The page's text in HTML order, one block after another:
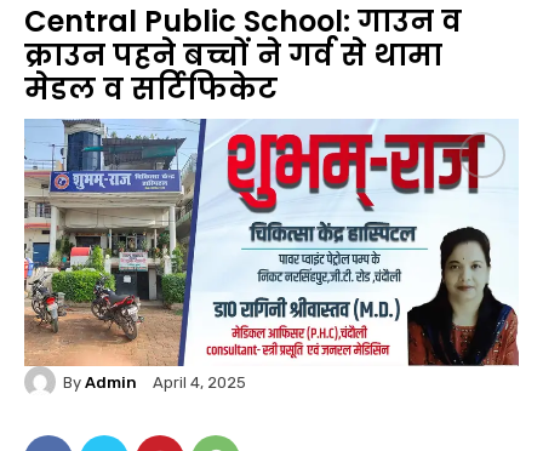
Central Public School: गाउन व
क्राउन पहने बच्चों ने गर्व से थामा
मेडल व सर्टिफिकेट
By Admin April 4, 2025